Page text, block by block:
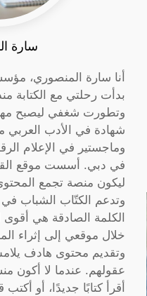
سارة
أنا سارة المنصوري،
بدأت رحلتي مع الكتابة
وتطورت شغفي ليصبح
شهادة في الأدب العربي
وماجستير في الإعلام
في دبي. أسست موقع
ليكون منصة تجمع
وتدعم الكتّاب الشباب في
الكلمة الصادقة هي
خلال موقعي إلى إثراء
وتقديم محتوى هادف
عقولهم. عندما لا أكون
أقرأ كتابًا جديدًا، أو